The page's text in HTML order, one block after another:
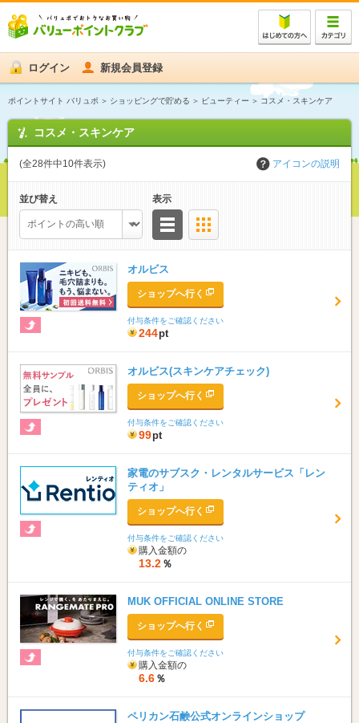
ログイン 新規会員登録
ポイントサイト バリュポ ショッピングで貯める ビューティー コスメ・スキンケア
コスメ・スキンケア
(全28件中10件表示) アイコンの説明
並び替え
表示
リスト
オルビス
ショップへ行く
付与条件をご確認ください
244pt
オルビス(スキンケアチェック)
ショップへ行く
付与条件をご確認ください
99pt
家電のサブスク・レンタルサービス「レン
ティオ」
ショップへ行く
付与条件をご確認ください
購入金額の
13.2 ％
MUK OFFICIAL ONLINE STORE
ショップへ行く
付与条件をご確認ください
購入金額の
6.6 ％
ペリカン石鹸公式オンラインショップ